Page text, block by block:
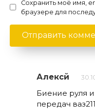
Сохранить моё имя,
браузере для
Алексй
Биение руля
передач